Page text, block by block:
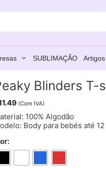
SUBLIMAÇÃO
Blinders T-
(Com IVA)
100% Algodão
Body para bebés até